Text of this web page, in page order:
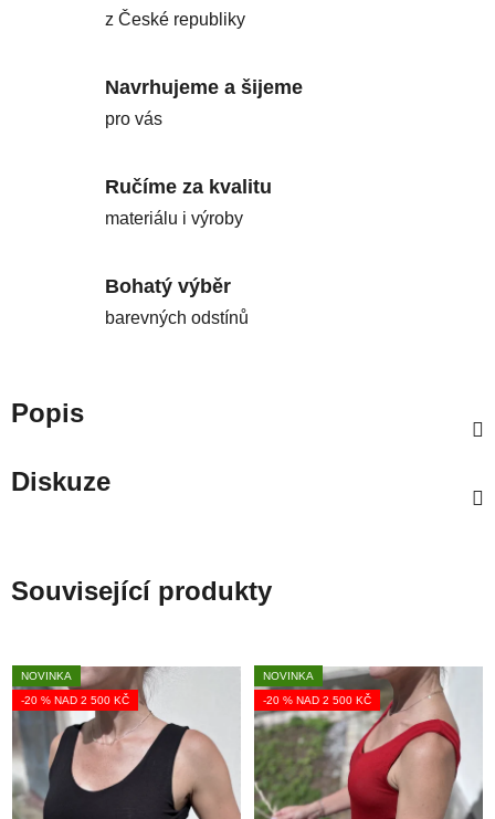
z České republiky
Navrhujeme a šijeme
pro vás
Ručíme za kvalitu
materiálu i výroby
Bohatý výběr
barevných odstínů
Popis
Diskuze
Související produkty
NOVINKA
-20 % NAD 2 500 KČ
NOVINKA
-20 % NAD 2 500 KČ